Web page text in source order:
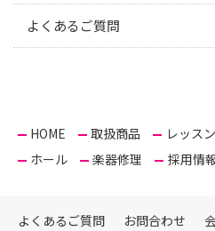
よくあるご質問
HOME 取扱商品 レッスン
ホール
楽器修理 採用情
よくあるご質問 お問合わせ